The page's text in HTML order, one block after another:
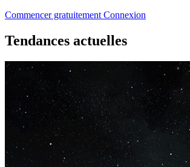
Commencer gratuitement Connexion
Tendances actuelles